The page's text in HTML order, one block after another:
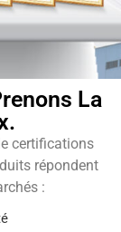
La
certifications
répondent
: